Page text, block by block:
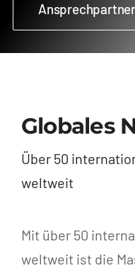
Globales
Über 50
weltweit
Mit über 50
weltweit ist die